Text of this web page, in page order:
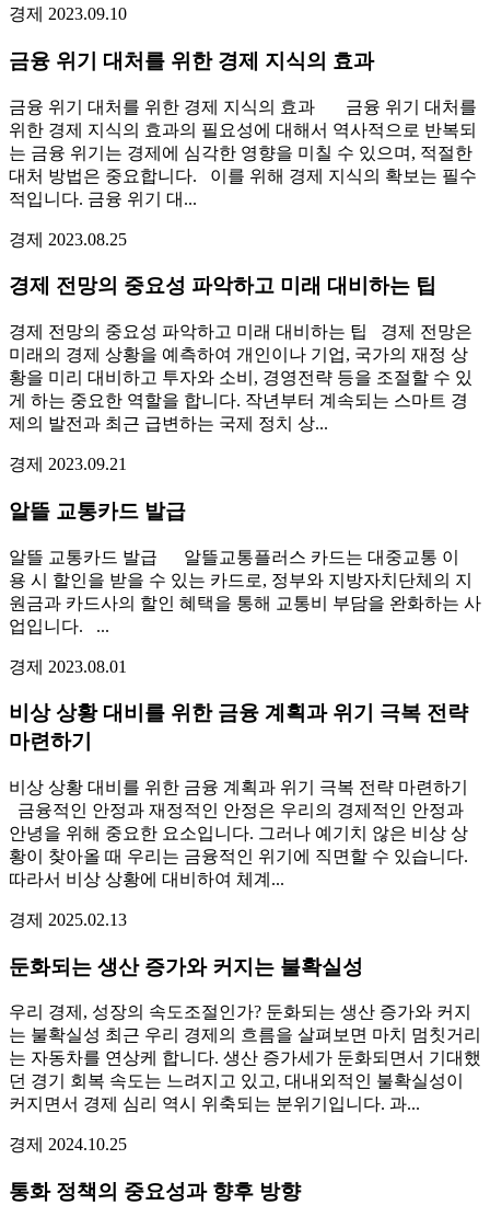
경제 2023.09.10
금융 위기 대처를 위한 경제 지식의 효과
금융 위기 대처를 위한 경제 지식의 효과 금융 위기 대처를
위한 경제 지식의 효과의 필요성에 대해서 역사적으로 반복되
는 금융 위기는 경제에 심각한 영향을 미칠 수 있으며, 적절한
대처 방법은 중요합니다. 이를 위해 경제 지식의 확보는 필수
적입니다. 금융 위기 대...
경제 2023.08.25
경제 전망의 중요성 파악하고 미래 대비하는 팁
경제 전망의 중요성 파악하고 미래 대비하는 팁 경제 전망은
미래의 경제 상황을 예측하여 개인이나 기업, 국가의 재정 상
황을 미리 대비하고 투자와 소비, 경영전략 등을 조절할 수 있
게 하는 중요한 역할을 합니다. 작년부터 계속되는 스마트 경
제의 발전과 최근 급변하는 국제 정치 상...
경제 2023.09.21
알뜰 교통카드 발급
알뜰 교통카드 발급 알뜰교통플러스 카드는 대중교통 이
용 시 할인을 받을 수 있는 카드로, 정부와 지방자치단체의 지
원금과 카드사의 할인 혜택을 통해 교통비 부담을 완화하는 사
업입니다. ...
경제 2023.08.01
비상 상황 대비를 위한 금융 계획과 위기 극복 전략
마련하기
비상 상황 대비를 위한 금융 계획과 위기 극복 전략 마련하기
금융적인 안정과 재정적인 안정은 우리의 경제적인 안정과
안녕을 위해 중요한 요소입니다. 그러나 예기치 않은 비상 상
황이 찾아올 때 우리는 금융적인 위기에 직면할 수 있습니다.
따라서 비상 상황에 대비하여 체계...
경제 2025.02.13
둔화되는 생산 증가와 커지는 불확실성
우리 경제, 성장의 속도조절인가? 둔화되는 생산 증가와 커지
는 불확실성 최근 우리 경제의 흐름을 살펴보면 마치 멈칫거리
는 자동차를 연상케 합니다. 생산 증가세가 둔화되면서 기대했
던 경기 회복 속도는 느려지고 있고, 대내외적인 불확실성이
커지면서 경제 심리 역시 위축되는 분위기입니다. 과...
경제 2024.10.25
통화 정책의 중요성과 향후 방향